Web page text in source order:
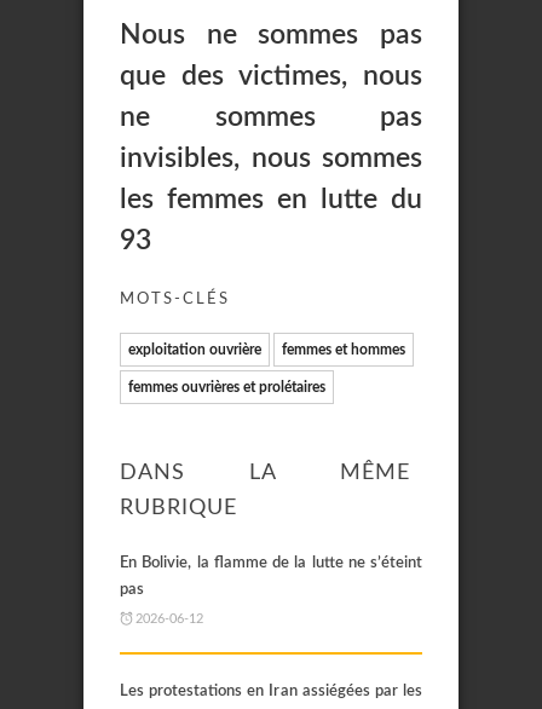
Nous ne sommes pas
que des victimes, nous
ne sommes pas
invisibles, nous sommes
les femmes en lutte du
93
MOTS-CLÉS
exploitation ouvrière femmes et hommes
femmes ouvrières et prolétaires
DANS LA MÊME
RUBRIQUE
En Bolivie, la flamme de la lutte ne s’éteint
pas
2026-06-12
Les protestations en Iran assiégées par les